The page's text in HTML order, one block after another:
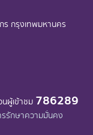
กรุงเทพมหานคร
ผู้เข้าชม 786289
รรักษาความมั่นคง